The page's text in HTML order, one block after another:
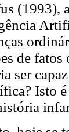
(1993),
de fatos
ser
Isto